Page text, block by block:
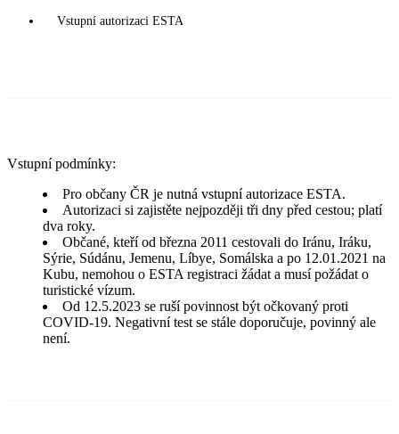
Vstupní autorizaci ESTA
Vstupní podmínky:
Pro občany ČR je nutná vstupní autorizace ESTA.
Autorizaci si zajistěte nejpozději tři dny před cestou; platí
dva roky.
Občané, kteří od března 2011 cestovali do Iránu, Iráku,
Sýrie, Súdánu, Jemenu, Líbye, Somálska a po 12.01.2021 na
Kubu, nemohou o ESTA registraci žádat a musí požádat o
turistické vízum.
Od 12.5.2023 se ruší povinnost být očkovaný proti
COVID-19. Negativní test se stále doporučuje, povinný ale
není.